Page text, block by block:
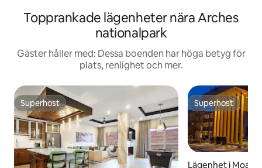
Topprankade lägenheter nära Arches
nationalpark
Gäster håller med: Dessa boenden har höga betyg för
plats, renlighet och mer.
Superhost
Superhost Superhost
Superhost
Lägenhet i Moab